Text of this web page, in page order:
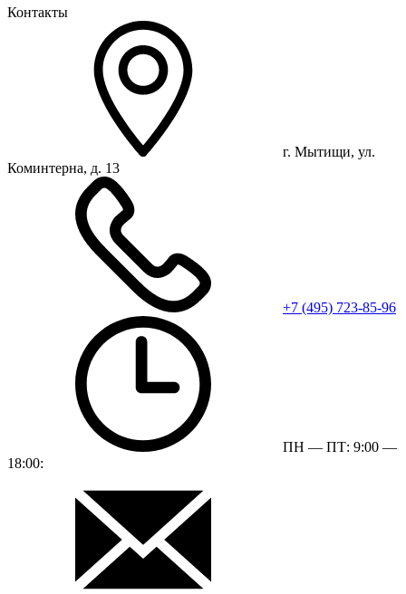
Контакты
г. Мытищи, ул.
Коминтерна, д. 13
+7 (495) 723-85-96
ПН — ПТ: 9:00 —
18:00: